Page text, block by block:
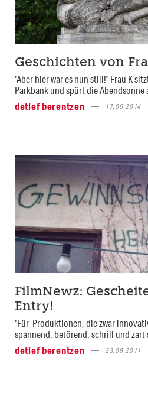
Geschichten von
"Aber hier war es nun still!" Frau K
Parkbank und spürt die
detlef berentzen
17.06.2014
FilmNewz:
Entry!
"Für Produktionen, die zwar
spannend, betörend, schrill und zart
detlef berentzen
23.09.2011